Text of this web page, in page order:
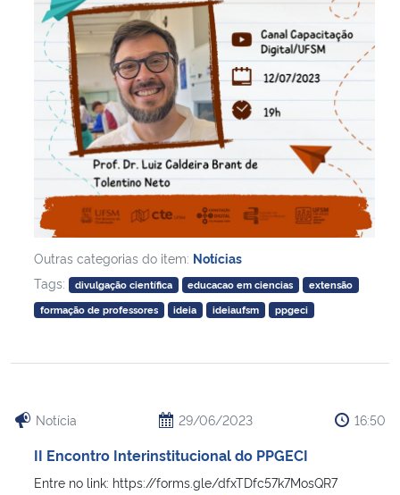
Outras categorias do item: Notícias
Tags:
divulgação científica educacao em ciencias
extensão
formação de professores
ideia ideiaufsm ppgeci
Notícia 29/06/2023 16:50
II Encontro Interinstitucional do PPGECI
Entre no link: https://forms.gle/dfxTDfc57k7MosQR7